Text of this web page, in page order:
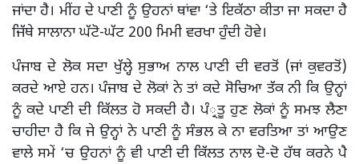
ਜਾਂਦਾ ਹੈ। ਮੀਂਹ ਦੇ ਪਾਣੀ ਨੂੰ ਉਹਨਾਂ ਥਾਂਵਾ ‘ਤੇ ਇਕੱਠਾ ਕੀਤਾ ਜਾ ਸਕਦਾ ਹੈ
ਜਿੱਥੇ ਸਾਲਾਨਾ ਘੱਟੋ-ਘੱਟ 200 ਮਿਮੀ ਵਰਖਾ ਹੁੰਦੀ ਹੋਵੇ।
ਪੰਜਾਬ ਦੇ ਲੋਕ ਸਦਾ ਖੁੱਲ੍ਹੇ ਸੁਭਾਅ ਨਾਲ ਪਾਣੀ ਦੀ ਵਰਤੋਂ (ਜਾਂ ਕੁਵਰਤੋਂ)
ਕਰਦੇ ਆਏ ਹਨ। ਪੰਜਾਬ ਦੇ ਲੋਕਾਂ ਨੇ ਤਾਂ ਕਦੇ ਸੋਚਿਆ ਤੱਕ ਨੀ ਕਿ ਉਨ੍ਹਾਂ
ਨੂੰ ਕਦੇ ਪਾਣੀ ਦੀ ਕਿੱਲਤ ਹੋ ਸਕਦੀ ਹੈ। ਪੰ੍ਰਤੂ ਹੁਣ ਲੋਕਾਂ ਨੂੰ ਸਮਝ ਲੈਣਾ
ਚਾਹੀਦਾ ਹੈ ਕਿ ਜੇ ਉਨ੍ਹਾਂ ਨੇ ਪਾਣੀ ਨੂੰ ਸੰਭਲ ਕੇ ਨਾ ਵਰਤਿਆ ਤਾਂ ਆਉਣ
ਵਾਲੇ ਸਮੇਂ ‘ਚ ਉਹਨਾਂ ਨੂੰ ਵੀ ਪਾਣੀ ਦੀ ਕਿੱਲਤ ਨਾਲ ਦੋ-ਦੋ ਹੱਥ ਕਰਨੇ ਪੈ